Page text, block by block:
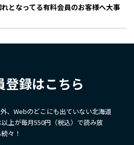
となってる有料会員のお客様へ大事
登録はこちら
、Webのどこにも出ていない北海道
上が毎月550円（税込）で読み放
々！